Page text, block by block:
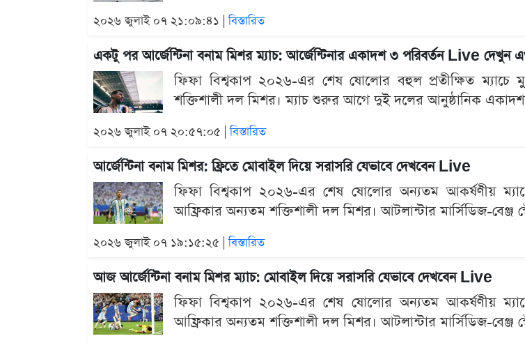
২০২৬ জুলাই ০৭ ২১:০৯:৪১ |বিস্তারিত
একটু পর আর্জেন্টিনা বনাম মিশর ম্যাচ: আর্জেন্টিনার একাদশ ৩ পরিবর্তন Live দেখুন
ফিফা বিশ্বকাপ ২০২৬-এর শেষ ষোলোর বহুল প্রতীক্ষিত ম্যাচে
শক্তিশালী দল মিশর। ম্যাচ শুরুর আগে দুই দলের আনুষ্ঠানিক
২০২৬ জুলাই ০৭ ২০:৫৭:০৫ |বিস্তারিত
আর্জেন্টিনা বনাম মিশর: ফ্রিতে মোবাইল দিয়ে সরাসরি যেভাবে দেখবেন Live
ফিফা বিশ্বকাপ ২০২৬-এর শেষ ষোলোর অন্যতম আকর্ষণীয়
আফ্রিকার অন্যতম শক্তিশালী দল মিশর। আটলান্টার মার্সিডিজ-
২০২৬ জুলাই ০৭ ১৯:১৫:২৫ |বিস্তারিত
আজ আর্জেন্টিনা বনাম মিশর ম্যাচ: মোবাইল দিয়ে সরাসরি যেভাবে দেখবেন Live
ফিফা বিশ্বকাপ ২০২৬-এর শেষ ষোলোর অন্যতম আকর্ষণীয়
আফ্রিকার অন্যতম শক্তিশালী দল মিশর। আটলান্টার মার্সিডিজ-